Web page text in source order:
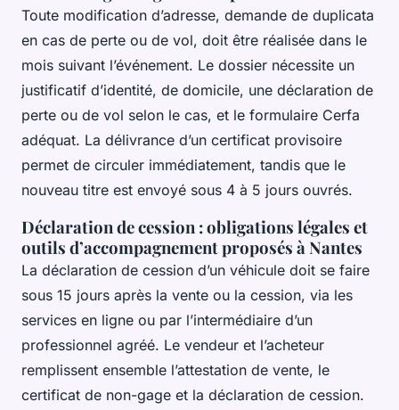
Toute modification d’adresse, demande de duplicata
en cas de perte ou de vol, doit être réalisée dans le
mois suivant l’événement. Le dossier nécessite un
justificatif d’identité, de domicile, une déclaration de
perte ou de vol selon le cas, et le formulaire Cerfa
adéquat. La délivrance d’un certificat provisoire
permet de circuler immédiatement, tandis que le
nouveau titre est envoyé sous 4 à 5 jours ouvrés.
Déclaration de cession : obligations légales et
outils d’accompagnement proposés à Nantes
La déclaration de cession d’un véhicule doit se faire
sous 15 jours après la vente ou la cession, via les
services en ligne ou par l’intermédiaire d’un
professionnel agréé. Le vendeur et l’acheteur
remplissent ensemble l’attestation de vente, le
certificat de non-gage et la déclaration de cession.